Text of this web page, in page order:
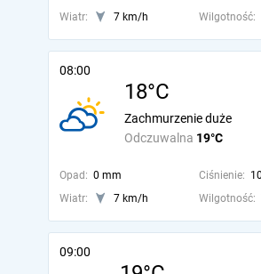
Wiatr: 7 km/h Wilgotność:
08:00
18°C
Odczuwalna 19°C
Zachmurzenie duże
Opad: 0 mm Ciśnienie:
Wiatr:
7 km/h Wilgotność:
09:00